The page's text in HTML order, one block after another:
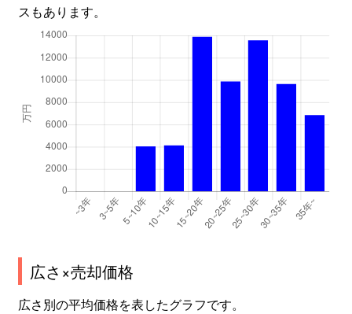
スもあります。
広さ×売却価格
広さ別の平均価格を表したグラフです。